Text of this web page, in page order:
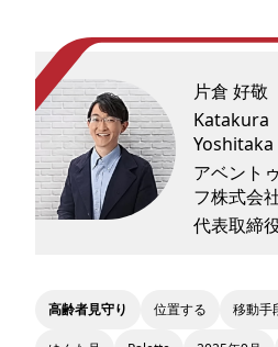
片倉 好敬
Katakura
Yoshitaka
アベント
フ株式会
代表取締
高齢者見守り 位置する 移動手